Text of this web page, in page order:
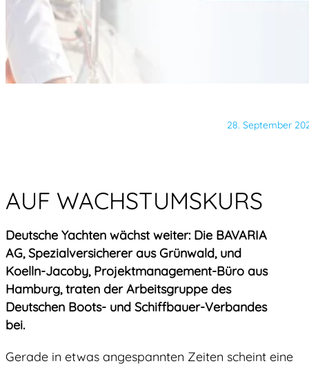
28. September
AUF WACHSTUMSKURS
Deutsche Yachten wächst weiter: Die BAVARIA
AG, Spezialversicherer aus Grünwald, und
Koelln-Jacoby, Projektmanagement-Büro aus
Hamburg, traten der Arbeitsgruppe des
Deutschen Boots- und Schiffbauer-Verbandes
bei.
Gerade in etwas angespannten Zeiten scheint eine